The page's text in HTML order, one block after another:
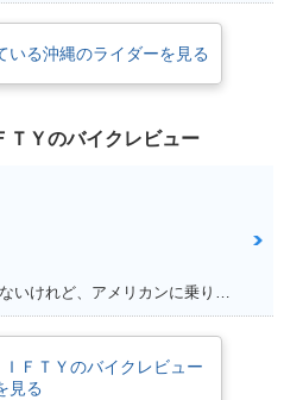
いる沖縄のライダーを見る
Ｙのバイクレビュー
満足ポイント:普通免許しか持ってないけれど、アメリカンに乗りたいと思って探していたら、、 「あるじゃないかっ！小型のアメリカン！！」 50ccバイクの中では重厚感が有りますが、同メーカーで原付の「DIO」と同じ重量（80kg前後）なので取り回しも楽々♪ 足つきも良く、背の低い女の子でも余裕で乗りまわせます。 一番の魅力は低燃費。カブと同じエンジンを使っていて、燃費と耐久性に優れています。 私の所感ですが、ガソリンが全然減らないです（笑） 普通免許・原付免許で乗れますがギア4速のマニュアルですので、 原付とは言えど操作が異なります。購入する際はご注意を！
ＦＴＹのバイクレビュー
見る